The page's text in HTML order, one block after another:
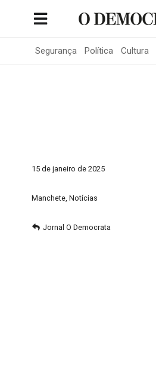
Segurança Política Cultura
15 de janeiro de 2025
Manchete, Notícias
Jornal O Democrata